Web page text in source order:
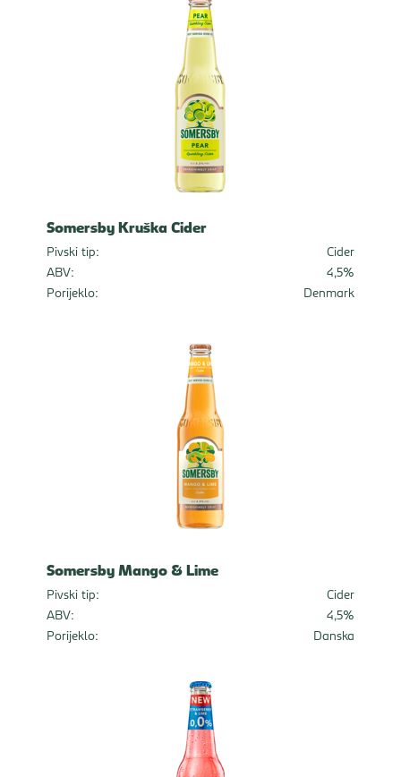
Somersby Kruška Cider
Pivski tip:
Cider
ABV:
4,5%
Porijeklo:
Denmark
Somersby Mango & Lime
Pivski tip:
Cider
ABV:
4,5%
Porijeklo:
Danska